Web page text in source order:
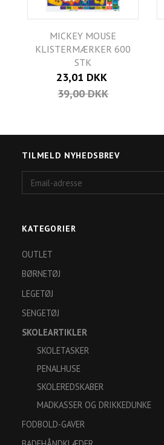
MICKEY MOUSE
KLISTERMÆRKER 600
STK
23,01 DKK
39,00 DKK
TILMELD NYHEDSBREV
adresse
KATEGORIER
OUTLET
BØRNETØJ
LEGETØJ
SENGETØJ
SKOLEARTIKLER
SKOLETASKER
PENALHUSE
SKOLEREDSKABER
MADKASSER OG DRIKKEDUNKE
FODBOLD-GAVER